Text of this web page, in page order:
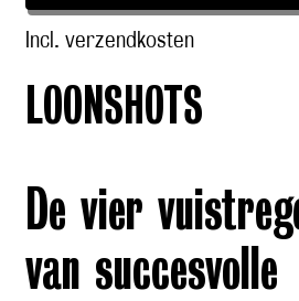
Incl. verzendkosten
LOONSHOTS
De vier
van succesvolle